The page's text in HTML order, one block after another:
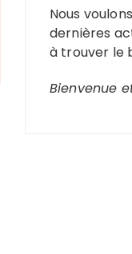
Nous
dernières
à trouver le
Bienvenue